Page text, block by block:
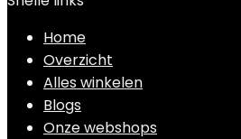
Home
Overzicht
Alles winkelen
Blogs
Onze webshops